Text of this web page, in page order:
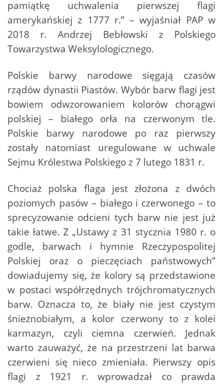
pamiątkę uchwalenia pierwszej flagi
amerykańskiej z 1777 r.” – wyjaśniał PAP w
2018 r. Andrzej Bebłowski z Polskiego
Towarzystwa Weksylologicznego.
Polskie barwy narodowe sięgają czasów
rządów dynastii Piastów. Wybór barw flagi jest
bowiem odwzorowaniem kolorów chorągwi
polskiej – białego orła na czerwonym tle.
Polskie barwy narodowe po raz pierwszy
zostały natomiast uregulowane w uchwale
Sejmu Królestwa Polskiego z 7 lutego 1831 r.
Chociaż polska flaga jest złożona z dwóch
poziomych pasów – białego i czerwonego – to
sprecyzowanie odcieni tych barw nie jest już
takie łatwe. Z „Ustawy z 31 stycznia 1980 r. o
godle, barwach i hymnie Rzeczypospolitej
Polskiej oraz o pieczęciach państwowych”
dowiadujemy się, że kolory są przedstawione
w postaci współrzędnych trójchromatycznych
barw. Oznacza to, że biały nie jest czystym
śnieżnobiałym, a kolor czerwony to z kolei
karmazyn, czyli ciemna czerwień. Jednak
warto zauważyć, że na przestrzeni lat barwa
czerwieni się nieco zmieniała. Pierwszy opis
flagi z 1921 r. wprowadzał co prawda